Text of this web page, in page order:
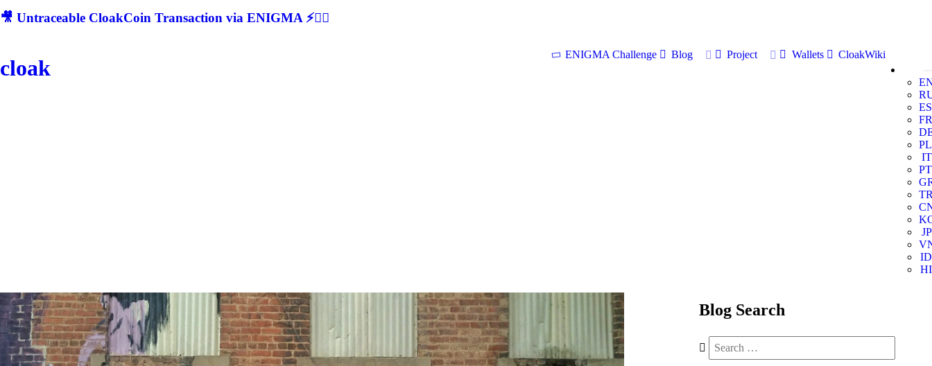
🎥 Untraceable CloakCoin Transaction via ENIGMA ⚡🕵‍♂
cloak
ENIGMA Challenge Blog Project Wallets
CloakWiki
ES
FR
PL
IT
PT
JP
ID
HI
Blog Search